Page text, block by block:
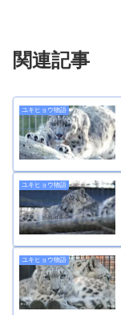
関連記事
ユキヒョウ物語
ユキヒョウ物語
ユキヒョウ物語